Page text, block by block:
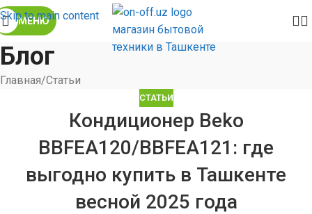
Skip to main content
МЕНЮ
Блог
Главная Статьи
СТАТЬИ
Кондиционер Beko
BBFEA120/BBFEA121: где
выгодно купить в Ташкенте
весной 2025 года